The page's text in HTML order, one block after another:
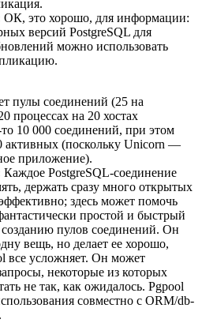
ОК, это хорошо, для информации:
версий PostgreSQL для
можно использовать
пулы соединений (25 на
процессах на 20 хостах
то 10 000 соединений, при этом
активных (поскольку Unicorn —
приложение).
Каждое PostgreSQL-соединение
держать сразу много открытых
здесь может помочь
простой и быстрый
пулов соединений. Он
вещь, но делает ее хорошо,
все усложняет. Он может
некоторые из которых
не так, как ожидалось. Pgpool
совместно с ORM/db-